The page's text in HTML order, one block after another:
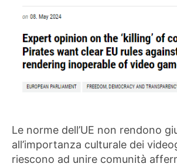
Le norme dell’UE non rendono
all’importanza culturale dei
riescono ad unire comunità